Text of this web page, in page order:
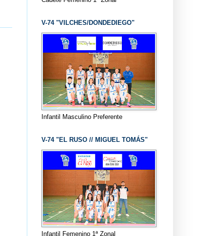
V-74 "VILCHES/DONDEDIEGO"
Infantil Masculino Preferente
V-74 "EL RUSO // MIGUEL TOMÁS"
Infantil Femenino 1ª Zonal